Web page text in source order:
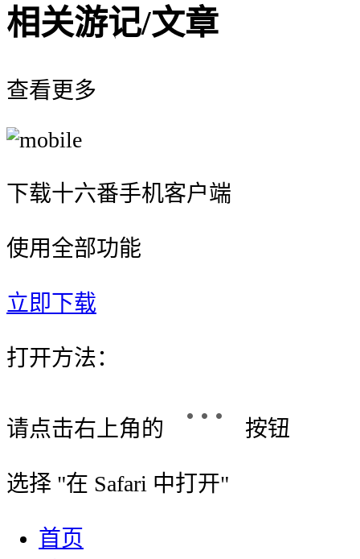
相关游记/文章
查看更多
下载十六番手机客户端
使用全部功能
立即下载
打开方法：
请点击右上角的 按钮
选择 "在 Safari 中打开"
首页